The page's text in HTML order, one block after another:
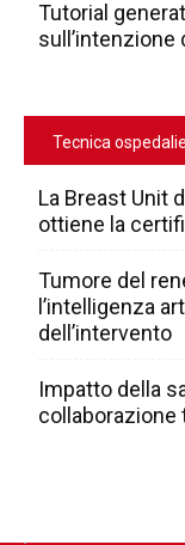
Tutorial
sull’intenzione
Tecnica
La Breast Unit
ottiene la
Tumore del
l’intelligenza
dell’intervento
Impatto della
collaborazione